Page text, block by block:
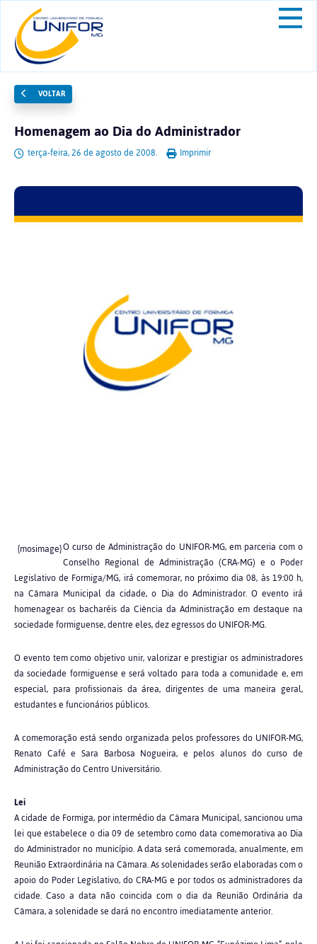
VOLTAR
Homenagem ao Dia do Administrador
terça-feira, 26 de agosto de 2008. Imprimir
{mosimage}O curso de Administração do UNIFOR-MG, em parceria com o
Conselho Regional de Administração (CRA-MG) e o Poder
Legislativo de Formiga/MG, irá comemorar, no próximo dia 08, às 19:00 h,
na Câmara Municipal da cidade, o Dia do Administrador. O evento irá
homenagear os bacharéis da Ciência da Administração em destaque na
sociedade formiguense, dentre eles, dez egressos do UNIFOR-MG.
O evento tem como objetivo unir, valorizar e prestigiar os administradores
da sociedade formiguense e será voltado para toda a comunidade e, em
especial, para profissionais da área, dirigentes de uma maneira geral,
estudantes e funcionários públicos.
A comemoração está sendo organizada pelos professores do UNIFOR-MG,
Renato Café e Sara Barbosa Nogueira, e pelos alunos do curso de
Administração do Centro Universitário.
Lei
A cidade de Formiga, por intermédio da Câmara Municipal, sancionou uma
lei que estabelece o dia 09 de setembro como data comemorativa ao Dia
do Administrador no município. A data será comemorada, anualmente, em
Reunião Extraordinária na Câmara. As solenidades serão elaboradas com o
apoio do Poder Legislativo, do CRA-MG e por todos os administradores da
cidade. Caso a data não coincida com o dia da Reunião Ordinária da
Câmara, a solenidade se dará no encontro imediatamente anterior.